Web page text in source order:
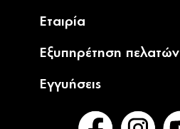
Εταιρία
Εξυπηρέτηση πελατών
Εγγυήσεις